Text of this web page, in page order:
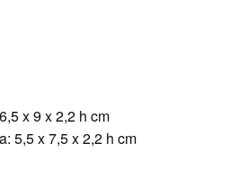
x 9 x 2,2 h cm
5,5 x 7,5 x 2,2 h cm